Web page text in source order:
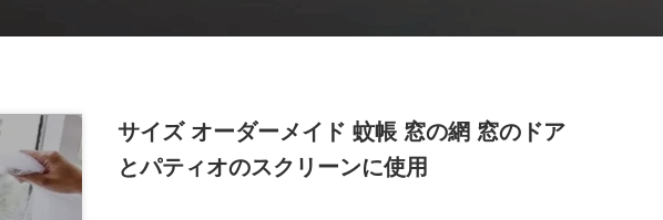
サイズ オーダーメイド 蚊帳 窓の網 窓のドア
とパティオのスクリーンに使用